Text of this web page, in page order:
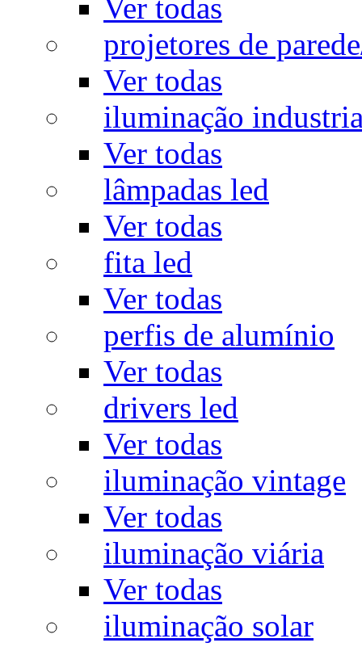
Ver todas
projetores de
Ver todas
iluminação
Ver todas
lâmpadas led
Ver todas
fita led
Ver todas
perfis de alumínio
Ver todas
drivers led
Ver todas
iluminação vintage
Ver todas
iluminação viária
Ver todas
iluminação solar